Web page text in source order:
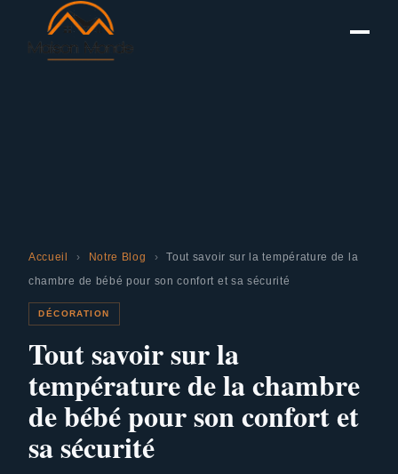
Accueil › Notre Blog › Tout savoir sur la température de la
chambre de bébé pour son confort et sa sécurité
DÉCORATION
Tout savoir sur la
température de la chambre
de bébé pour son confort et
sa sécurité